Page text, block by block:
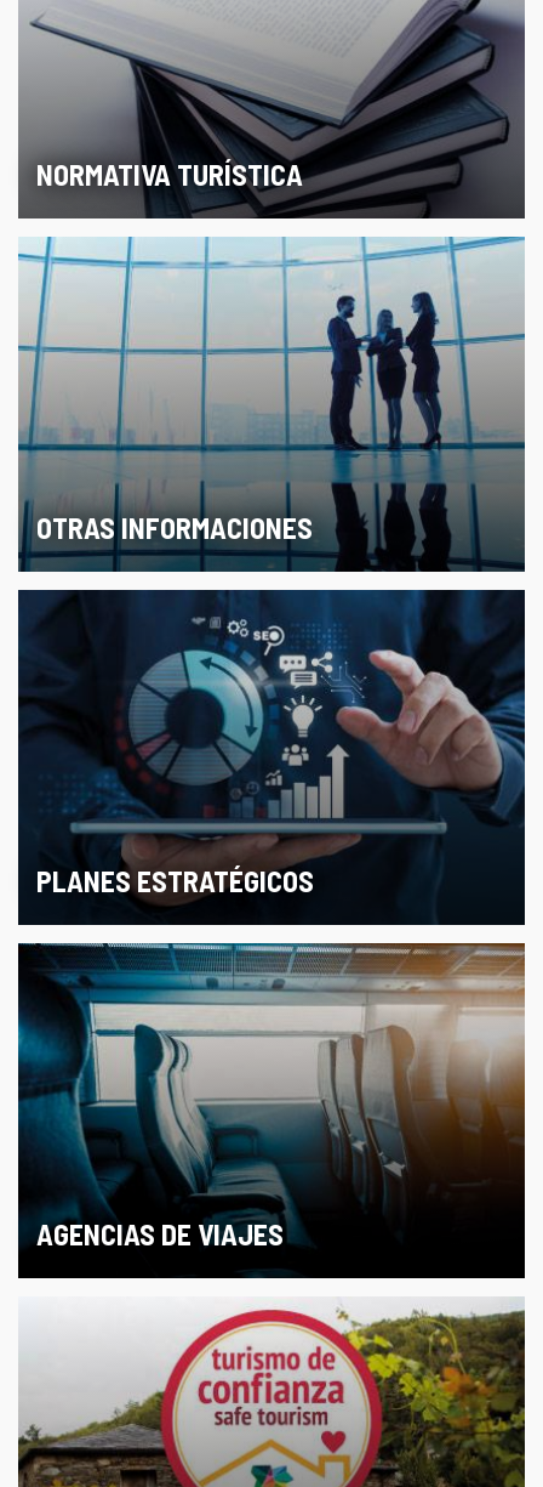
NORMATIVA TURÍSTICA
OTRAS INFORMACIONES
PLANES ESTRATÉGICOS
AGENCIAS DE VIAJES